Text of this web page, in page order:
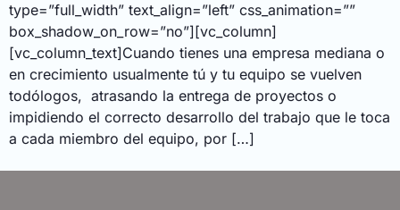
type=”full_width” text_align=”left” css_animation=””
box_shadow_on_row=”no”][vc_column]
[vc_column_text]Cuando tienes una empresa mediana o
en crecimiento usualmente tú y tu equipo se vuelven
todólogos, atrasando la entrega de proyectos o
impidiendo el correcto desarrollo del trabajo que le toca
a cada miembro del equipo, por […]